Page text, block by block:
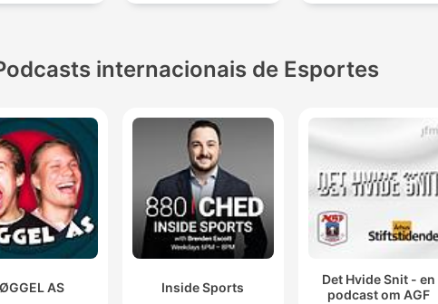
internacionais de Esportes
AS Inside Sports
Det Hvide Snit - en
podcast om AGF